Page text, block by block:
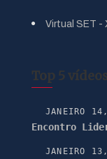
Virtual SET -
Top 5 vídeos
JANEIRO
Encontro
JANEIRO